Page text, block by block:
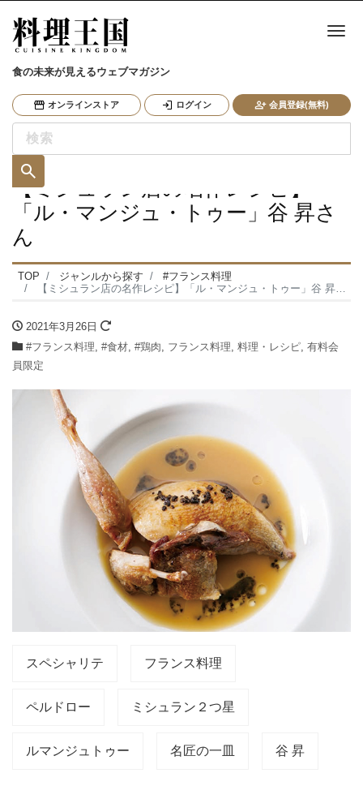
食の未来が見えるウェブマガジン
オンラインストア ログイン 会員登録(無料)
ナ
【ミシュラン店の名作レシピ】
「ル・マンジュ・トゥー」谷 昇さ
ん
TOP ジャンルから探す
#フランス料理
【ミシュラン店の名作レシピ】「ル・マンジュ・トゥー」谷 昇さん
2021年3月26日
#フランス料理, #食材, #鶏肉, フランス料理, 料理・レシピ, 有料会
員限定
スペシャリテ フランス料理
ペルドロー ミシュラン２つ星
ルマンジュトゥー 名匠の一皿 谷 昇